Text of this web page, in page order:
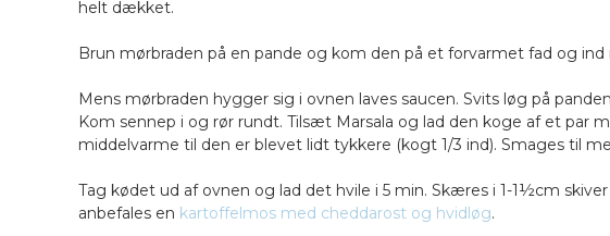
helt dækket.
Brun mørbraden på en pande og kom den på et forvarmet fad og ind
Mens mørbraden hygger sig i ovnen laves saucen. Svits løg på
Kom sennep i og rør rundt. Tilsæt Marsala og lad den koge af et par
middelvarme til den er blevet lidt tykkere (kogt 1/3 ind). Smages til
Tag kødet ud af ovnen og lad det hvile i 5 min. Skæres i 1-1½cm
anbefales en kartoffelmos med cheddarost og hvidløg.